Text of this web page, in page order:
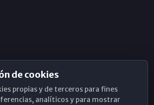
de cookies
propias y de terceros para fines
analíticos y para mostrar